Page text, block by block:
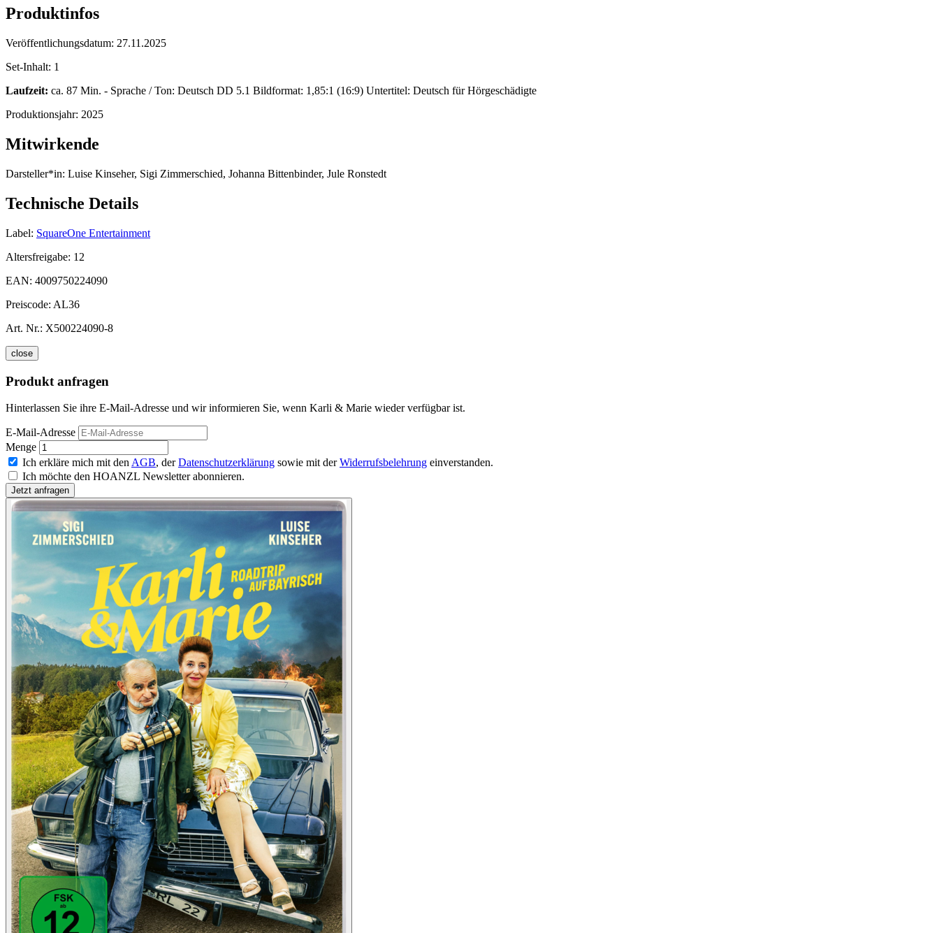
Produktinfos
Veröffentlichungsdatum: 27.11.2025
Set-Inhalt: 1
Laufzeit: ca. 87 Min. - Sprache / Ton: Deutsch DD 5.1 Bildformat: 1,85:1 (16:9) Untertitel: Deutsch für Hörgeschädigte
Produktionsjahr: 2025
Mitwirkende
Darsteller*in: Luise Kinseher, Sigi Zimmerschied, Johanna Bittenbinder, Jule Ronstedt
Technische Details
Label: SquareOne Entertainment
Altersfreigabe: 12
EAN: 4009750224090
Preiscode: AL36
Art. Nr.: X500224090-8
close
Produkt anfragen
Hinterlassen Sie ihre E-Mail-Adresse und wir informieren Sie, wenn Karli & Marie wieder verfügbar ist.
E-Mail-Adresse
Menge
Ich erkläre mich mit den AGB, derDatenschutzerklärung sowie mit derWiderrufsbelehrung einverstanden.
Ich möchte den HOANZL Newsletter abonnieren.